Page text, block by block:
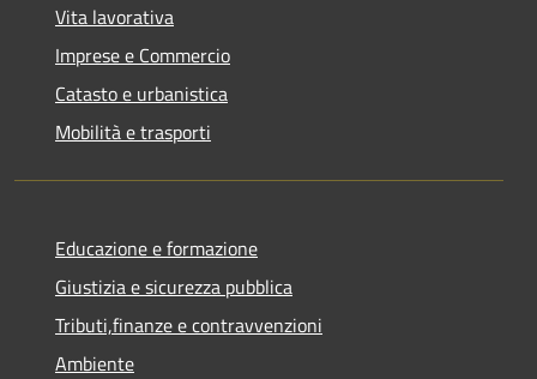
Vita lavorativa
Imprese e Commercio
Catasto e urbanistica
Mobilità e trasporti
Educazione e formazione
Giustizia e sicurezza pubblica
Tributi,finanze e contravvenzioni
Ambiente